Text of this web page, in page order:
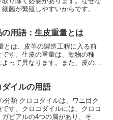
の粘結剤などとして使用されて
アルコールは、錠剤やカプセル
料分野では、ポリビニルアルコ
コーティング剤、繊維の加工剤
で使用されています。しかし、
すい性質があるため、湿度の高
性も低いため、高温にさらされ
菌が繁殖しやすいからです。ま
パク質を変性させることで、革
の用語：生皮重量とは
す。生皮の重量は、動物の種
って異なります。また、皮の部
うことになります。 生皮の
、強度や耐久性も向上します。
革の加工が困難になり、製品の
ダイルの用語
す。クロコダイルには、クロコ
ビアルの4つの属があり、それ